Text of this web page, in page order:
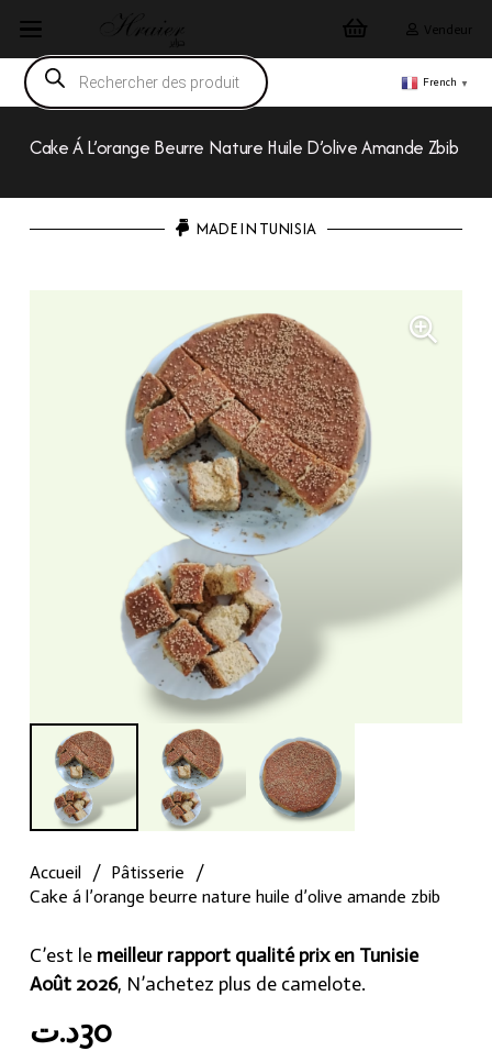
Vendeur
Recherche
de
produits
French ▼
Cake Á L’orange Beurre Nature Huile D’olive Amande Zbib
MADE IN TUNISIA
Accueil / Pâtisserie
/
Cake á l’orange beurre nature huile d’olive amande zbib
C’est le meilleur rapport qualité prix en Tunisie
Août 2026, N’achetez plus de camelote.
30د.ت